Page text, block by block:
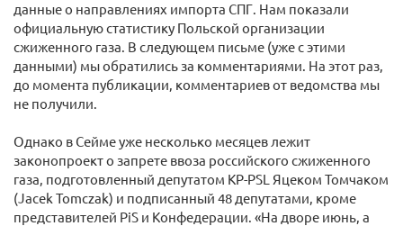
данные о направлениях импорта СПГ. Нам показали
официальную статистику Польской организации
сжиженного газа. В следующем письме (уже с этими
данными) мы обратились за комментариями. На этот раз,
до момента публикации, комментариев от ведомства мы
не получили.
Однако в Сейме уже несколько месяцев лежит
законопроект о запрете ввоза российского сжиженного
газа, подготовленный депутатом KP-PSL Яцеком Томчаком
(Jacek Tomczak) и подписанный 48 депутатами, кроме
представителей PiS и Конфедерации. «На дворе июнь, а